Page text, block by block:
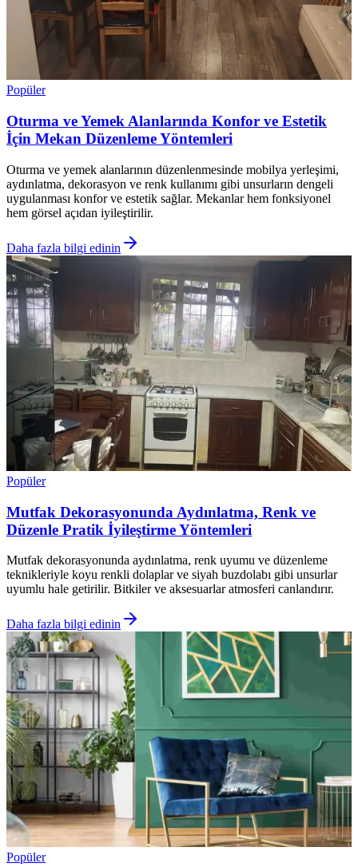
Popüler
Oturma ve Yemek Alanlarında Konfor ve Estetik
İçin Mekan Düzenleme Yöntemleri
Oturma ve yemek alanlarının düzenlenmesinde mobilya yerleşimi,
aydınlatma, dekorasyon ve renk kullanımı gibi unsurların dengeli
uygulanması konfor ve estetik sağlar. Mekanlar hem fonksiyonel
hem görsel açıdan iyileştirilir.
Daha fazla bilgi edinin
Popüler
Mutfak Dekorasyonunda Aydınlatma, Renk ve
Düzenle Pratik İyileştirme Yöntemleri
Mutfak dekorasyonunda aydınlatma, renk uyumu ve düzenleme
teknikleriyle koyu renkli dolaplar ve siyah buzdolabı gibi unsurlar
uyumlu hale getirilir. Bitkiler ve aksesuarlar atmosferi canlandırır.
Daha fazla bilgi edinin
Popüler